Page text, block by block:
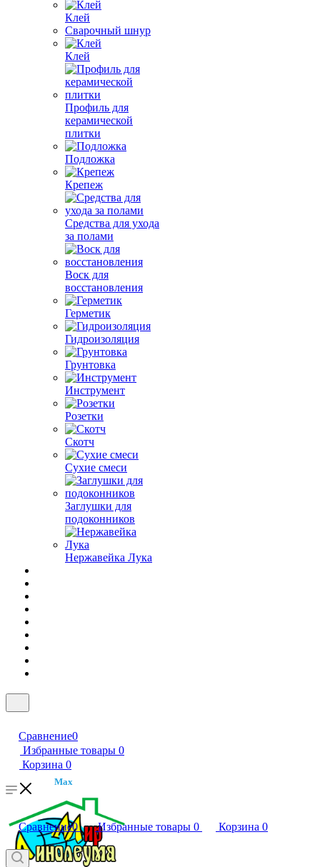
Клей
Сварочный шнур
Клей
Профиль для
керамической
плитки
Подложка
Крепеж
Средства для ухода
за полами
Воск для
восстановления
Герметик
Гидроизоляция
Грунтовка
Инструмент
Розетки
Скотч
Сухие смеси
Заглушки для
подоконников
Нержавейка Лука
Сравнение0
Избранные товары 0
Корзина 0
Max
Сравнение0 Избранные товары 0 Корзина 0